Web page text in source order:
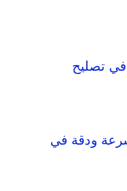
في تصليح
ودقة في